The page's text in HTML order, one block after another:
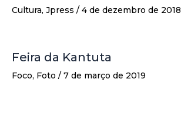
Cultura, Jpress / 4 de dezembro de 2018
Feira da Kantuta
Foco, Foto / 7 de março de 2019